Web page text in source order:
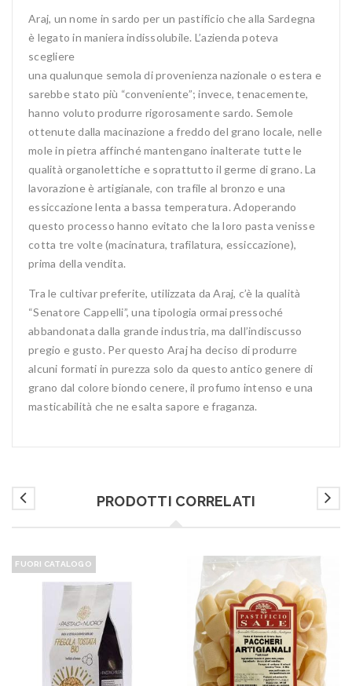
Araj, un nome in sardo per un pastificio che alla Sardegna
è legato in maniera indissolubile. L’azienda poteva
scegliere
una qualunque semola di provenienza nazionale o estera e
sarebbe stato più “conveniente”; invece, tenacemente,
hanno voluto produrre rigorosamente sardo. Semole
ottenute dalla macinazione a freddo del grano locale, nelle
mole in pietra affinché mantengano inalterate tutte le
qualità organolettiche e soprattutto il germe di grano. La
lavorazione è artigianale, con trafile al bronzo e una
essiccazione lenta a bassa temperatura. Adoperando
questo processo hanno evitato che la loro pasta venisse
cotta tre volte (macinatura, trafilatura, essiccazione),
prima della vendita.
Tra le cultivar preferite, utilizzata da Araj, c’è la qualità
“Senatore Cappelli”, una tipologia ormai pressoché
abbandonata dalla grande industria, ma dall’indiscusso
pregio e gusto. Per questo Araj ha deciso di produrre
alcuni formati in purezza solo da questo antico genere di
grano dal colore biondo cenere, il profumo intenso e una
masticabilità che ne esalta sapore e fraganza.
PRODOTTI CORRELATI
FUORI CATALOGO